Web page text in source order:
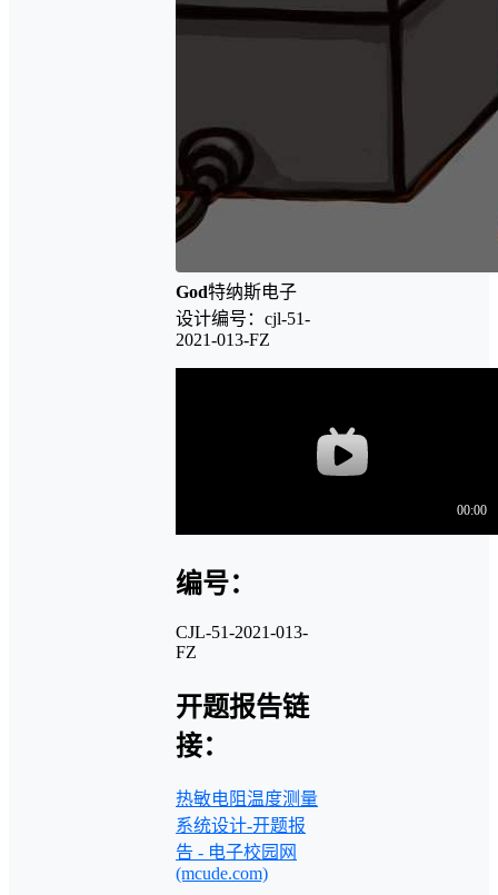
God特纳斯电子
设计编号：cjl-51-
2021-013-FZ
编号：
CJL-51-2021-013-
FZ
开题报告链
接：
热敏电阻温度测量
系统设计-开题报
告 - 电子校园网
(mcude.com)